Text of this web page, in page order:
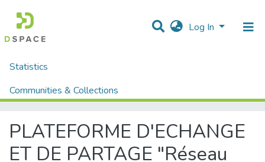
Log In
Statistics
Communities & Collections
Home
PLATEFORME D'ECHANGE ET DE PARTAGE "Réseau Social Dédié à l’Université Chadli Bendjedid El-Tarf (UCBET)
PLATEFORME D'ECHANGE
ET DE PARTAGE "Réseau